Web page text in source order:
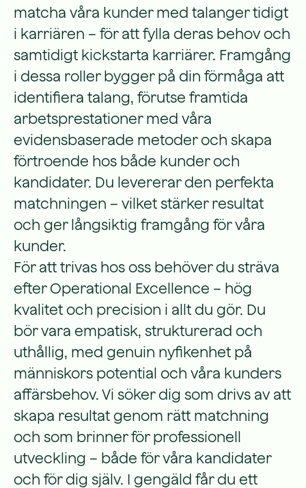
matcha våra kunder med talanger tidigt
i karriären – för att fylla deras behov och
samtidigt kickstarta karriärer. Framgång
i dessa roller bygger på din förmåga att
identifiera talang, förutse framtida
arbetsprestationer med våra
evidensbaserade metoder och skapa
förtroende hos både kunder och
kandidater. Du levererar den perfekta
matchningen – vilket stärker resultat
och ger långsiktig framgång för våra
kunder.
För att trivas hos oss behöver du sträva
efter Operational Excellence – hög
kvalitet och precision i allt du gör. Du
bör vara empatisk, strukturerad och
uthållig, med genuin nyfikenhet på
människors potential och våra kunders
affärsbehov. Vi söker dig som drivs av att
skapa resultat genom rätt matchning
och som brinner för professionell
utveckling – både för våra kandidater
och för dig själv. I gengäld får du ett